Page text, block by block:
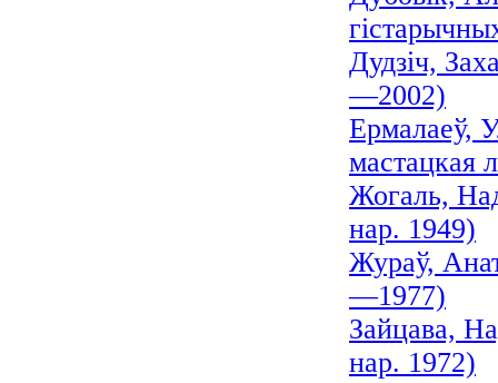
Дудзіч,
—2002)
Ермалаеў,
мастацкая
Жогаль,
нар. 1949)
Жураў,
—1977)
Зайцава,
нар. 1972)